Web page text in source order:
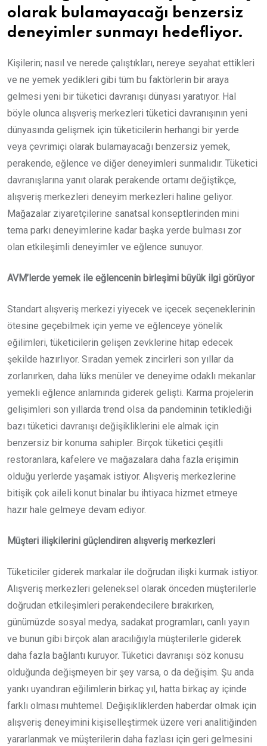
olarak bulamayacağı benzersiz
deneyimler sunmayı hedefliyor.
Kişilerin; nasıl ve nerede çalıştıkları, nereye seyahat ettikleri
ve ne yemek yedikleri gibi tüm bu faktörlerin bir araya
gelmesi yeni bir tüketici davranışı dünyası yaratıyor. Hal
böyle olunca alışveriş merkezleri tüketici davranışının yeni
dünyasında gelişmek için tüketicilerin herhangi bir yerde
veya çevrimiçi olarak bulamayacağı benzersiz yemek,
perakende, eğlence ve diğer deneyimleri sunmalıdır. Tüketici
davranışlarına yanıt olarak perakende ortamı değiştikçe,
alışveriş merkezleri deneyim merkezleri haline geliyor.
Mağazalar ziyaretçilerine sanatsal konseptlerinden mini
tema parkı deneyimlerine kadar başka yerde bulması zor
olan etkileşimli deneyimler ve eğlence sunuyor.
AVM’lerde yemek ile eğlencenin birleşimi büyük ilgi görüyor
Standart alışveriş merkezi yiyecek ve içecek seçeneklerinin
ötesine geçebilmek için yeme ve eğlenceye yönelik
eğilimleri, tüketicilerin gelişen zevklerine hitap edecek
şekilde hazırlıyor. Sıradan yemek zincirleri son yıllar da
zorlanırken, daha lüks menüler ve deneyime odaklı mekanlar
yemekli eğlence anlamında giderek gelişti. Karma projelerin
gelişimleri son yıllarda trend olsa da pandeminin tetiklediği
bazı tüketici davranışı değişikliklerini ele almak için
benzersiz bir konuma sahipler. Birçok tüketici çeşitli
restoranlara, kafelere ve mağazalara daha fazla erişimin
olduğu yerlerde yaşamak istiyor. Alışveriş merkezlerine
bitişik çok aileli konut binalar bu ihtiyaca hizmet etmeye
hazır hale gelmeye devam ediyor.
Müşteri ilişkilerini güçlendiren alışveriş merkezleri
Tüketiciler giderek markalar ile doğrudan ilişki kurmak istiyor.
Alışveriş merkezleri geleneksel olarak önceden müşterilerle
doğrudan etkileşimleri perakendecilere bırakırken,
günümüzde sosyal medya, sadakat programları, canlı yayın
ve bunun gibi birçok alan aracılığıyla müşterilerle giderek
daha fazla bağlantı kuruyor. Tüketici davranışı söz konusu
olduğunda değişmeyen bir şey varsa, o da değişim. Şu anda
yankı uyandıran eğilimlerin birkaç yıl, hatta birkaç ay içinde
farklı olması muhtemel. Değişikliklerden haberdar olmak için
alışveriş deneyimini kişiselleştirmek üzere veri analitiğinden
yararlanmak ve müşterilerin daha fazlası için geri gelmesini